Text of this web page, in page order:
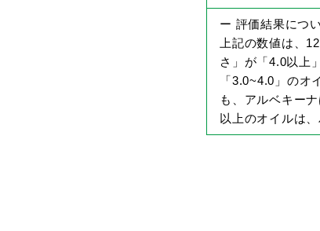
ー 評価結果につ
上記の数値は、
さ」が「4.0以上
「3.0~4.0」の
も、アルベキー
以上のオイルは